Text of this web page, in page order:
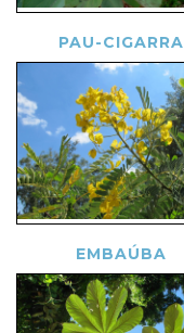
PAU-CIGARRA
EMBAÚBA